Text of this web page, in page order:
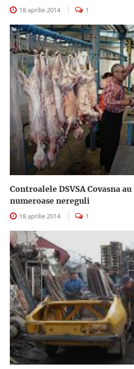
18 aprilie 2014 1
Controalele DSVSA Covasna
numeroase nereguli
18 aprilie 2014 1